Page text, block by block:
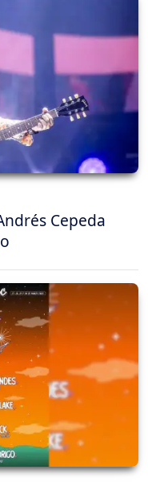
Cepeda